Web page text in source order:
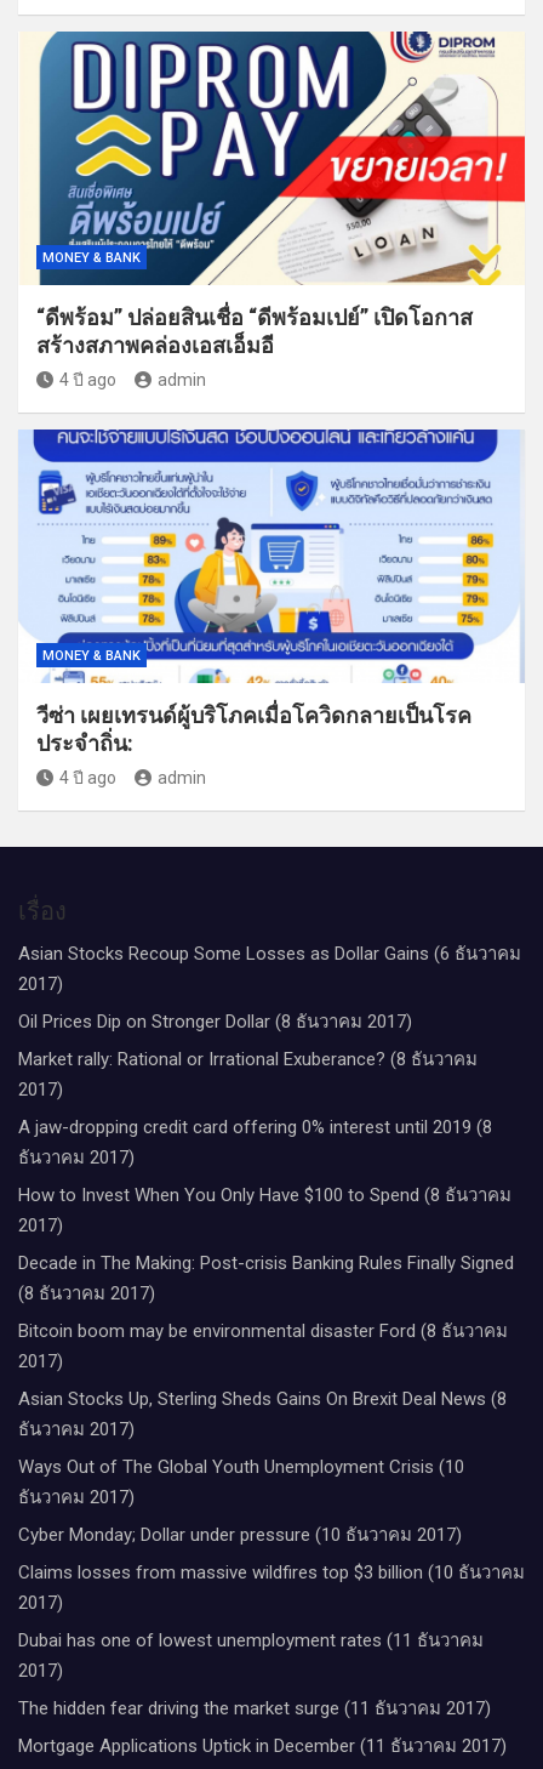
MONEY & BANK
“ดีพร้อม” ปล่อยสินเชื่อ “ดีพร้อมเปย์” เปิดโอกาส
สร้างสภาพคล่องเอสเอ็มอี
4 ปี ago admin
MONEY & BANK
วีซ่า เผยเทรนด์ผู้บริโภคเมื่อโควิดกลายเป็นโรค
ประจำถิ่น:
4 ปี ago admin
เรื่อง
Asian Stocks Recoup Some Losses as Dollar Gains (6 ธันวาคม
2017)
Oil Prices Dip on Stronger Dollar (8 ธันวาคม 2017)
Market rally: Rational or Irrational Exuberance? (8 ธันวาคม
2017)
A jaw-dropping credit card offering 0% interest until 2019 (8
ธันวาคม 2017)
How to Invest When You Only Have $100 to Spend (8 ธันวาคม
2017)
Decade in The Making: Post-crisis Banking Rules Finally Signed
(8 ธันวาคม 2017)
Bitcoin boom may be environmental disaster Ford (8 ธันวาคม
2017)
Asian Stocks Up, Sterling Sheds Gains On Brexit Deal News (8
ธันวาคม 2017)
Ways Out of The Global Youth Unemployment Crisis (10
ธันวาคม 2017)
Cyber Monday; Dollar under pressure (10 ธันวาคม 2017)
Claims losses from massive wildfires top $3 billion (10 ธันวาคม
2017)
Dubai has one of lowest unemployment rates (11 ธันวาคม
2017)
The hidden fear driving the market surge (11 ธันวาคม 2017)
Mortgage Applications Uptick in December (11 ธันวาคม 2017)